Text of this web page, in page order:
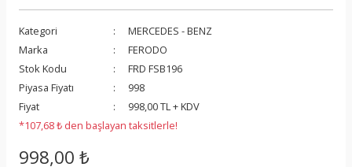
Kategori
MERCEDES - BENZ
Marka
FERODO
Stok Kodu
FRD FSB196
Piyasa Fiyatı
998
Fiyat
998,00 TL + KDV
*107,68 ₺ den başlayan taksitlerle!
998,00 ₺